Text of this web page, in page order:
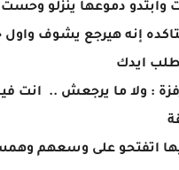
وابتدو دموعها ينزلو وحست
متاكده إنه هيرجع يشوف واول
ايدك
: ولا ما يرجعش .. انت
اتفتحو على وسعهم